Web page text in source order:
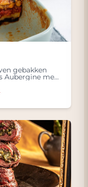
gebakken
Aubergine met